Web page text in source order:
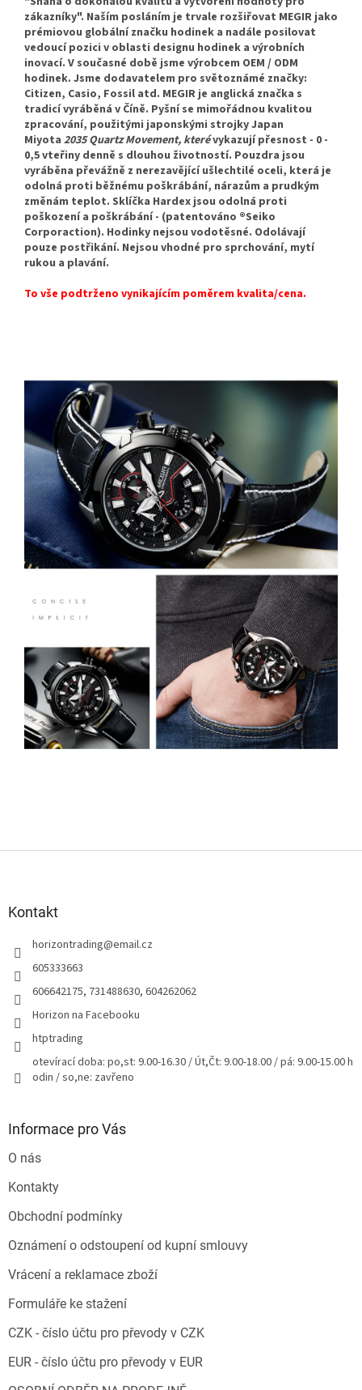
zákazníky". Naším posláním je trvale rozšiřovat MEGIR jako
prémiovou globální značku hodinek a nadále posilovat
vedoucí pozici v oblasti designu hodinek a výrobních
inovací. V současné době jsme výrobcem OEM / ODM
hodinek. Jsme dodavatelem pro světoznámé značky:
Citizen, Casio, Fossil atd. MEGIR je anglická značka s
tradicí vyráběná v Číně. Pyšní se mimořádnou kvalitou
zpracování, použitými japonskými strojky Japan
Miyota 2035 Quartz Movement, kterévykazují přesnost - 0 -
0,5 vteřiny denně s dlouhou životností. Pouzdra jsou
vyráběna převážně z nerezavějící ušlechtilé oceli, která je
odolná proti běžnému poškrábání, nárazům a prudkým
změnám teplot. Sklíčka Hardex jsou odolná proti
poškození a poškrábání - (patentováno ®Seiko
Corporaction). Hodinky nejsou vodotěsné. Odolávají
pouze postřikání. Nejsou vhodné pro sprchování, mytí
rukou a plavání.
To vše podtrženo vynikajícím poměrem kvalita/cena.
Kontakt
horizontrading@email.cz
605333663
606642175, 731488630, 604262062
Horizon na Facebooku
htptrading
otevírací doba: po,st: 9.00-16.30 / Út,Čt: 9.00-18.00 / pá: 9.00-15.00 h
odin / so,ne: zavřeno
Informace pro Vás
O nás
Kontakty
Obchodní podmínky
Oznámení o odstoupení od kupní smlouvy
Vrácení a reklamace zboží
Formuláře ke stažení
CZK - číslo účtu pro převody v CZK
EUR - číslo účtu pro převody v EUR